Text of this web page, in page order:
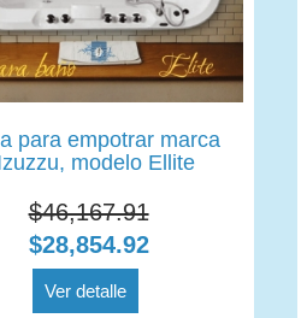
para empotrar marca
modelo Ellite
$46,167.91
$28,854.92
Ver detalle